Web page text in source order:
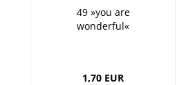
49 »you are
wonderful«
1,70 EUR